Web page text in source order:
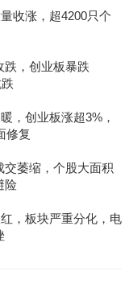
收涨，超4200只个
跌，创业板暴跌
，创业板涨超3%，
修复
交萎缩，个股大面积
险
，板块严重分化，电